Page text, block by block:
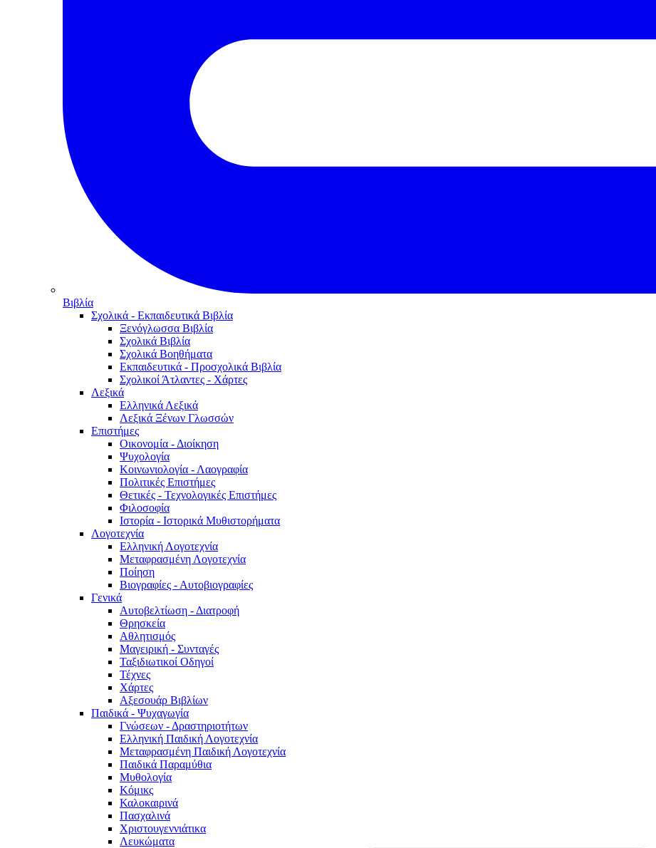
Βιβλία
Σχολικά - Εκπαιδευτικά Βιβλία
Ξενόγλωσσα Βιβλία
Σχολικά Βιβλία
Σχολικά Βοηθήματα
Εκπαιδευτικά - Προσχολικά Βιβλία
Σχολικοί Άτλαντες - Χάρτες
Λεξικά
Ελληνικά Λεξικά
Λεξικά Ξένων Γλωσσών
Επιστήμες
Οικονομία - Διοίκηση
Ψυχολογία
Κοινωνιολογία - Λαογραφία
Πολιτικές Eπιστήμες
Θετικές - Τεχνολογικές Επιστήμες
Φιλοσοφία
Ιστορία - Ιστορικά Μυθιστορήματα
Λογοτεχνία
Ελληνική Λογοτεχνία
Μεταφρασμένη Λογοτεχνία
Ποίηση
Βιογραφίες - Αυτοβιογραφίες
Γενικά
Αυτοβελτίωση - Διατροφή
Θρησκεία
Αθλητισμός
Μαγειρική - Συνταγές
Ταξιδιωτικοί Οδηγοί
Τέχνες
Χάρτες
Αξεσουάρ Βιβλίων
Παιδικά - Ψυχαγωγία
Γνώσεων - Δραστηριοτήτων
Ελληνική Παιδική Λογοτεχνία
Μεταφρασμένη Παιδική Λογοτεχνία
Παιδικά Παραμύθια
Μυθολογία
Κόμικς
Καλοκαιρινά
Πασχαλινά
Χριστουγεννιάτικα
Λευκώματα